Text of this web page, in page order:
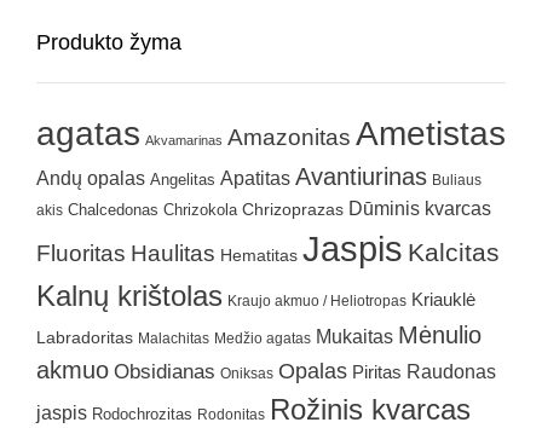
Produkto žyma
agatas Akvamarinas Amazonitas Ametistas
Andų opalas Angelitas Apatitas Avantiurinas Buliaus
akis Chalcedonas Chrizokola Chrizoprazas Dūminis kvarcas
Fluoritas Haulitas Hematitas Jaspis Kalcitas
Kalnų krištolas Kraujo akmuo / Heliotropas Kriauklė
Labradoritas Malachitas Medžio agatas Mukaitas Mėnulio
akmuo Obsidianas Oniksas Opalas Piritas Raudonas
jaspis Rodochrozitas Rodonitas Rožinis kvarcas